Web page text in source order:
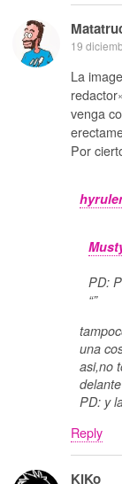
19
La
venga
Por
PD:
“”
una
asi,no
PD: y
Reply
KiKo